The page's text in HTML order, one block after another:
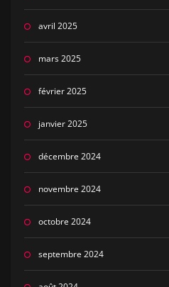
avril 2025
mars 2025
février 2025
janvier 2025
décembre 2024
novembre 2024
octobre 2024
septembre 2024